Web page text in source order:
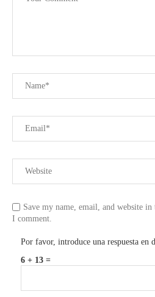
Save my name, email, and website
I comment.
Por favor, introduce una respuesta en
6 + 13 =